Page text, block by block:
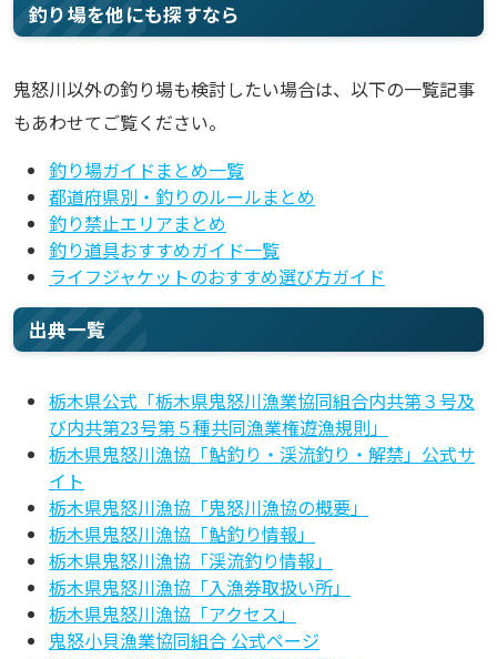
釣り場を他にも探すなら
鬼怒川以外の釣り場も検討したい場合は、以下の一覧記事
もあわせてご覧ください。
釣り場ガイドまとめ一覧
都道府県別・釣りのルールまとめ
釣り禁止エリアまとめ
釣り道具おすすめガイド一覧
ライフジャケットのおすすめ選び方ガイド
出典一覧
栃木県公式「栃木県鬼怒川漁業協同組合内共第３号及
び内共第23号第５種共同漁業権遊漁規則」
栃木県鬼怒川漁協「鮎釣り・渓流釣り・解禁」公式サ
イト
栃木県鬼怒川漁協「鬼怒川漁協の概要」
栃木県鬼怒川漁協「鮎釣り情報」
栃木県鬼怒川漁協「渓流釣り情報」
栃木県鬼怒川漁協「入漁券取扱い所」
栃木県鬼怒川漁協「アクセス」
鬼怒小貝漁業協同組合 公式ページ